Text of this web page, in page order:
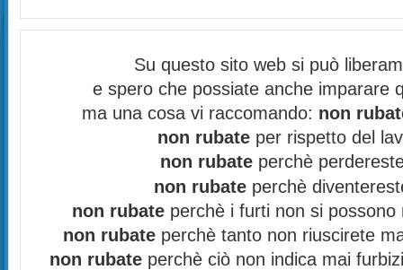
Su questo sito web si può
e spero che possiate anche imparare
ma una cosa vi raccomando: non
non rubate per rispetto del
non rubate perchè
non rubate perchè
non rubate perchè i furti non si
non rubate perchè tanto non riuscirete
non rubate perchè ciò non indica mai